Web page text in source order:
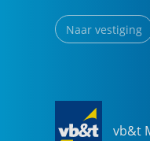
Naar vestiging
vb&t